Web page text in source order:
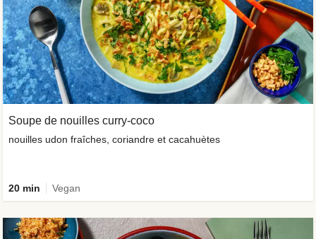
Soupe de nouilles curry-coco
nouilles udon fraîches, coriandre et cacahuètes
20 min Vegan